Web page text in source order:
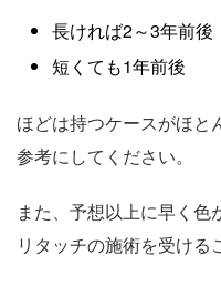
長ければ2～3年前後
短くても1年前後
ほどは持つケースがほと
参考にしてください。
また、予想以上に早く
リタッチの施術を受ける